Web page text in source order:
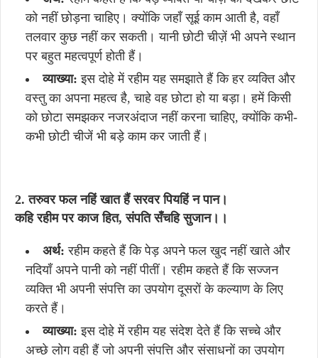
को नहीं छोड़ना चाहिए। क्योंकि जहाँ सूई काम आती है, वहाँ
तलवार कुछ नहीं कर सकती। यानी छोटी चीज़ें भी अपने स्थान
पर बहुत महत्वपूर्ण होती हैं।
व्याख्या: इस दोहे में रहीम यह समझाते हैं कि हर व्यक्ति और
वस्तु का अपना महत्व है, चाहे वह छोटा हो या बड़ा। हमें किसी
को छोटा समझकर नजरअंदाज नहीं करना चाहिए, क्योंकि कभी-
कभी छोटी चीजें भी बड़े काम कर जाती हैं।
2. तरुवरफलनहिंखातहैंसरवरपियहिंनपान।
कहिरहीमपरकाजहित,संपतिसँचहिसुजान।।
अर्थ:रहीम कहते हैं कि पेड़ अपने फल खुद नहीं खाते और
नदियाँ अपने पानी को नहीं पीतीं। रहीम कहते हैं कि सज्जन
व्यक्ति भी अपनी संपत्ति का उपयोग दूसरों के कल्याण के लिए
करते हैं।
व्याख्या:इस दोहे में रहीम यह संदेश देते हैं कि सच्चे और
अच्छे लोग वही हैं जो अपनी संपत्ति और संसाधनों का उपयोग